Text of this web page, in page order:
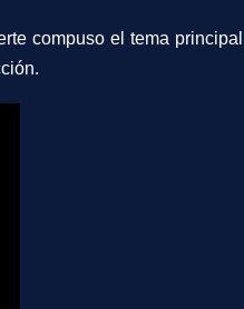
compuso el tema principal